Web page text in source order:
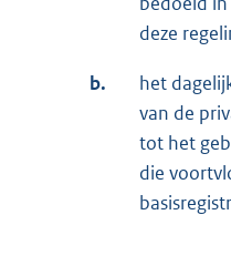
deze
b.
het
van de
tot het
die